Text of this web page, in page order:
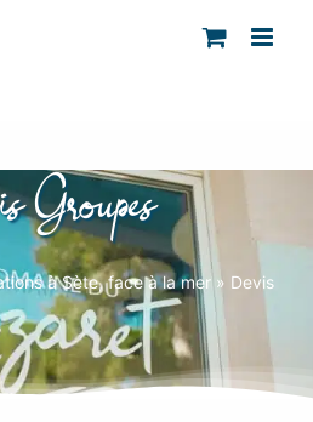
Groupes
à Sète, face à la mer» Devis